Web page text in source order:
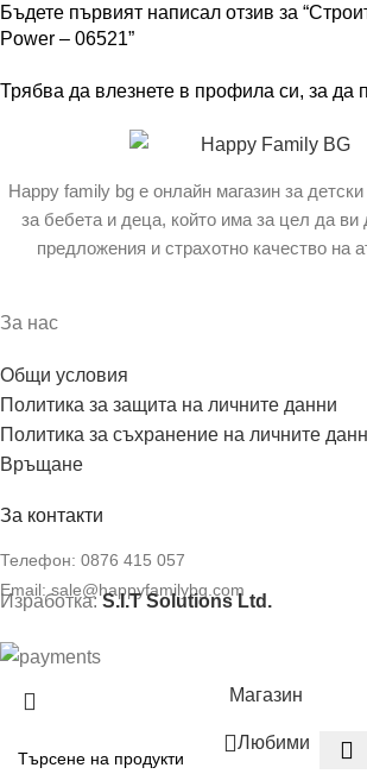
Бъдете първият написал отзив за
Power – 06521”
Трябва да влезнете в профила си, за да
Happy family bg е онлайн магазин за детски
за бебета и деца, който има за цел да ви
предложения и страхотно качество на
За нас
Общи условия
Политика за защита на личните данни
Политика за съхранение на личните
Връщане
За контакти
Телефон: 0876 415 057
Email:sale@happyfamilybg.com
Изработка:S.I.T Solutions Ltd.
Магазин
Любими